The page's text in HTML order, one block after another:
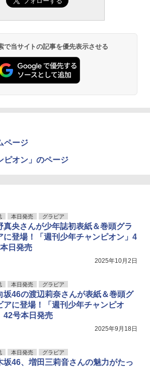
で当サイトの記事を優先表示させる
ページ
ピオン」のページ
本日発売 グラビア
真央さんが少年誌初表紙＆巻頭グラ
に登場！「週刊少年チャンピオン」4
日発売
2025年10月2日
本日発売 グラビア
坂46の渡辺莉奈さんが表紙＆巻頭グ
アに登場！「週刊少年チャンピオ
42号本日発売
2025年9月18日
本日発売 グラビア
坂46、増田三莉音さんの魅力がたっ